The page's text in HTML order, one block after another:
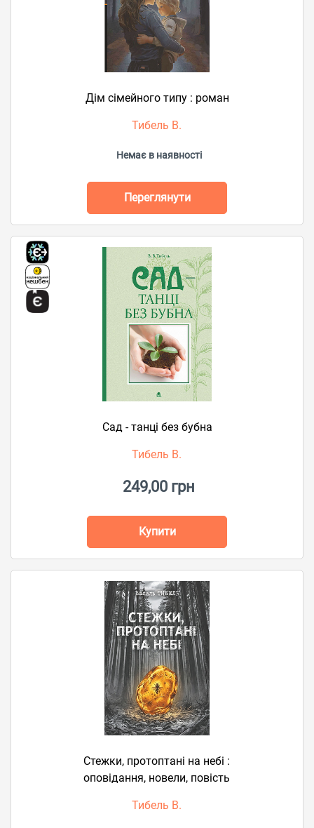
Дім сімейного типу : роман
Тибель В.
Немає в наявності
Переглянути
Сад - танці без бубна
Тибель В.
249,00 грн
Купити
Стежки, протоптані на небі :
оповідання, новели, повість
Тибель В.